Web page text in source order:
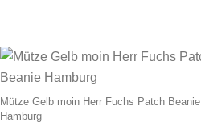
Mütze Gelb moin Herr Fuchs Patch Beanie
Hamburg